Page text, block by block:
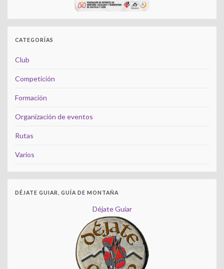
CATEGORÍAS
Club
Competición
Formación
Organización de eventos
Rutas
Varios
DÉJATE GUIAR, GUÍA DE MONTAÑA
Déjate Guiar